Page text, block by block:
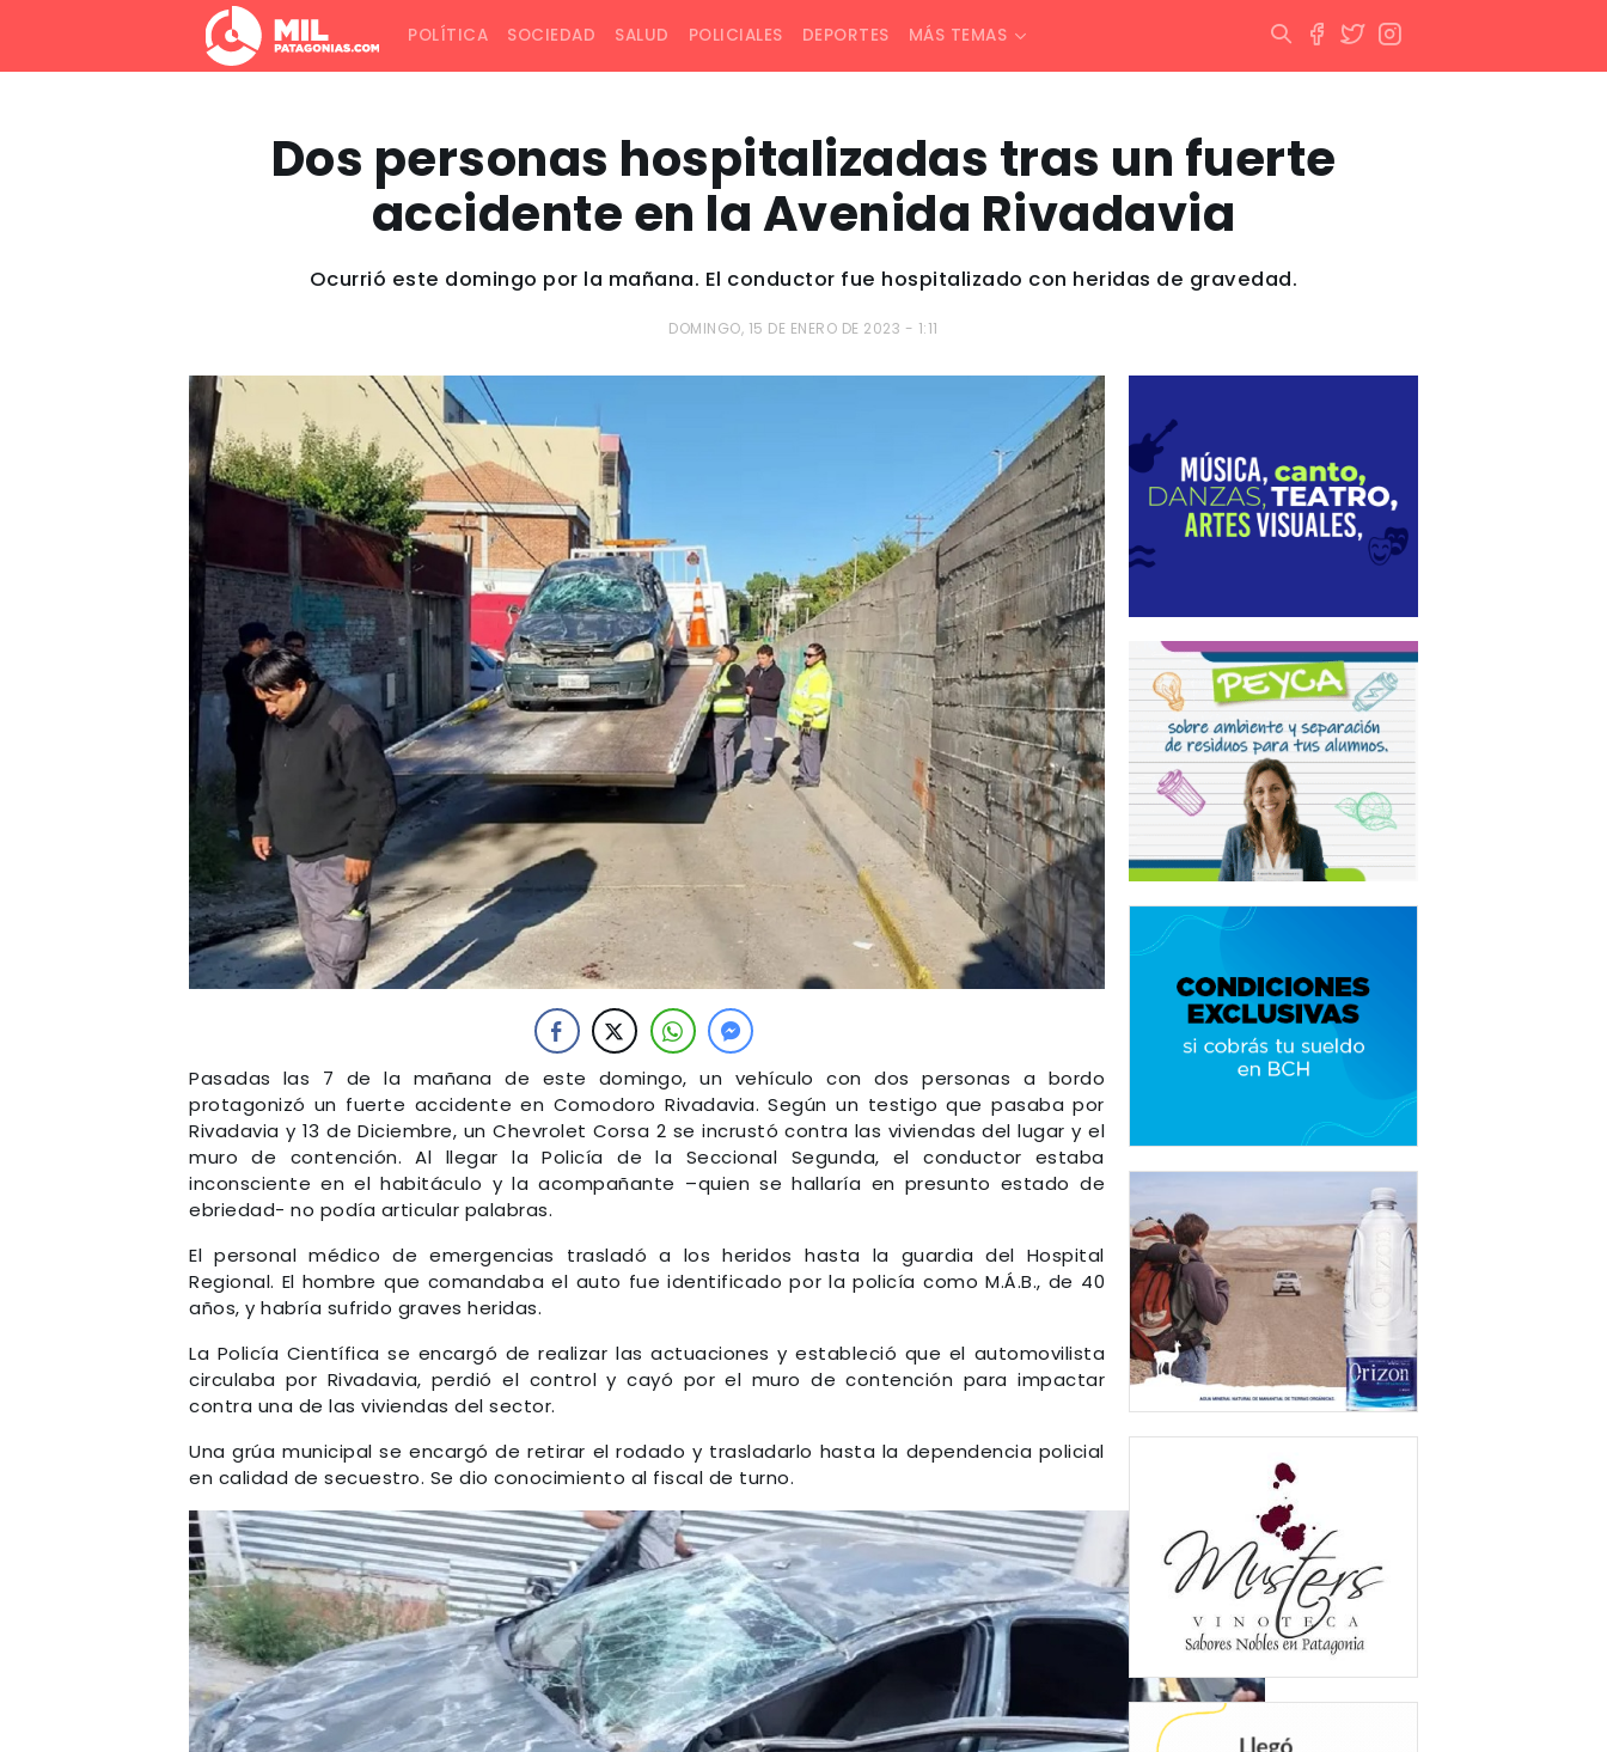
POLÍTICA SOCIEDAD SALUD POLICIALES DEPORTES MÁS TEMAS
Dos personas hospitalizadas tras un fuerte
accidente en la Avenida Rivadavia
Ocurrió este domingo por la mañana. El conductor fue hospitalizado con heridas de gravedad.
DOMINGO, 15 DE ENERO DE 2023 - 1:11
Pasadas las 7 de la mañana de este domingo, un vehículo con dos personas a bordo
protagonizó un fuerte accidente en Comodoro Rivadavia. Según un testigo que pasaba por
Rivadavia y 13 de Diciembre, un Chevrolet Corsa 2 se incrustó contra las viviendas del lugar y el
muro de contención. Al llegar la Policía de la Seccional Segunda, el conductor estaba
inconsciente en el habitáculo y la acompañante –quien se hallaría en presunto estado de
ebriedad- no podía articular palabras.
El personal médico de emergencias trasladó a los heridos hasta la guardia del Hospital
Regional. El hombre que comandaba el auto fue identificado por la policía como M.Á.B., de 40
años, y habría sufrido graves heridas.
La Policía Científica se encargó de realizar las actuaciones y estableció que el automovilista
circulaba por Rivadavia, perdió el control y cayó por el muro de contención para impactar
contra una de las viviendas del sector.
Una grúa municipal se encargó de retirar el rodado y trasladarlo hasta la dependencia policial
en calidad de secuestro. Se dio conocimiento al fiscal de turno.